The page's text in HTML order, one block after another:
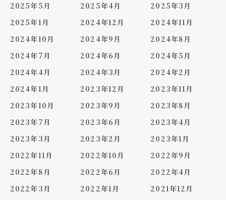
2025年5月
2025年4月
2025年3月
2025年1月
2024年12月
2024年11月
2024年10月
2024年9月
2024年8月
2024年7月
2024年6月
2024年5月
2024年4月
2024年3月
2024年2月
2024年1月
2023年12月
2023年11月
2023年10月
2023年9月
2023年8月
2023年7月
2023年6月
2023年4月
2023年3月
2023年2月
2023年1月
2022年11月
2022年10月
2022年9月
2022年8月
2022年6月
2022年4月
2022年3月
2022年1月
2021年12月